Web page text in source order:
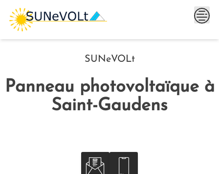
Skip
content
SUNeVOLt
Panneau photovoltaïque à
Saint-Gaudens